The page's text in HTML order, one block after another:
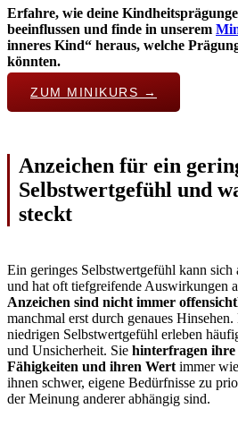
Erfahre, wie deine
beeinflussen und finde in unserem
inneres Kind“ heraus, welche
könnten.
ZUM MINIKURS →
Anzeichen für ein
Selbstwertgefühl und
steckt
Ein geringes Selbstwertgefühl kann
und hat oft tiefgreifende Auswirkungen
Anzeichen sind nicht immer
manchmal erst durch genaues
niedrigen Selbstwertgefühl erleben
und Unsicherheit. Sie hinterfragen ihre
Fähigkeiten und ihren Wert immer
ihnen schwer, eigene Bedürfnisse zu
der Meinung anderer abhängig sind.